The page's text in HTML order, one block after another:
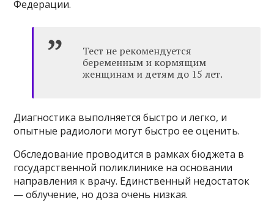
Федерации.
Тест не рекомендуется
беременным и кормящим
женщинам и детям до 15 лет.
Диагностика выполняется быстро и легко, и
опытные радиологи могут быстро ее оценить.
Обследование проводится в рамках бюджета в
государственной поликлинике на основании
направления к врачу. Единственный недостаток
— облучение, но доза очень низкая.